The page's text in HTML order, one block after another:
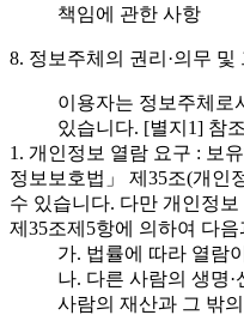
책임에 관한 사항
8. 정보주체의 권리·의무 및
이용자는 정보주체로
있습니다. [별지1] 참조
1. 개인정보 열람 요구 : 보
정보보호법」 제35조(개인
수 있습니다. 다만 개인정
제35조제5항에 의하여 다
가. 법률에 따라 열람
나. 다른 사람의 생명
사람의 재산과 그 밖